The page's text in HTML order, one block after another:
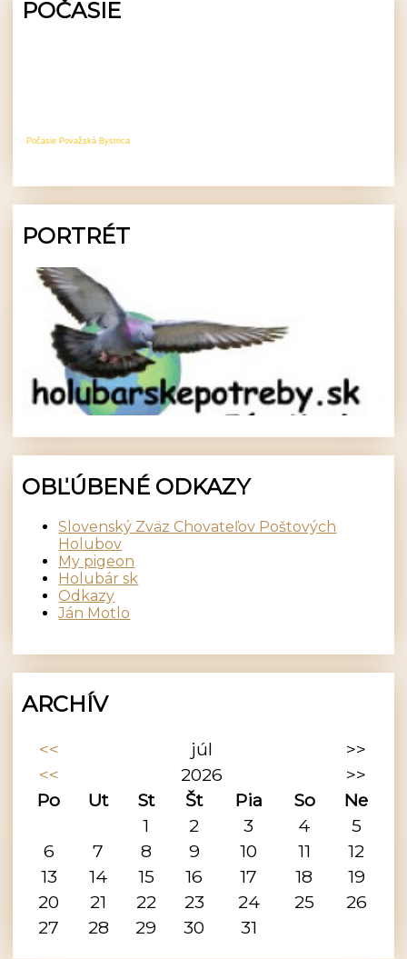
POČASIE
Počasie Považská Bystrica
PORTRÉT
OBĽÚBENÉ ODKAZY
Slovenský Zväz Chovateľov Poštových
Holubov
My pigeon
Holubár sk
Odkazy
Ján Motlo
ARCHÍV
<< júl
>>
<<
2026
>>
Po
Ut St Št Pia So
Ne
1
2 3 4
5
6
7 8 9 10 11
12
13
14 15 16 17 18
19
20
21 22 23 24 25
26
27
28 29 30 31